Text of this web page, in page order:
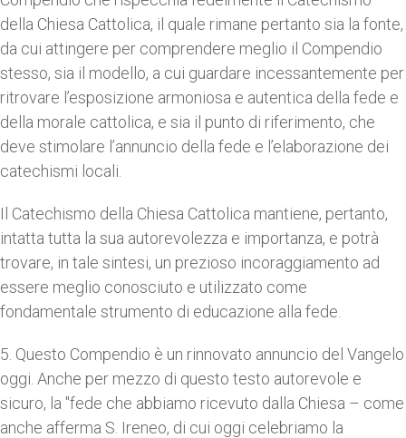
della Chiesa Cattolica, il quale rimane pertanto sia la fonte,
da cui attingere per comprendere meglio il Compendio
stesso, sia il modello, a cui guardare incessantemente per
ritrovare l’esposizione armoniosa e autentica della fede e
della morale cattolica, e sia il punto di riferimento, che
deve stimolare l’annuncio della fede e l’elaborazione dei
catechismi locali.
Il Catechismo della Chiesa Cattolica mantiene, pertanto,
intatta tutta la sua autorevolezza e importanza, e potrà
trovare, in tale sintesi, un prezioso incoraggiamento ad
essere meglio conosciuto e utilizzato come
fondamentale strumento di educazione alla fede.
5. Questo Compendio è un rinnovato annuncio del Vangelo
oggi. Anche per mezzo di questo testo autorevole e
sicuro, la "fede che abbiamo ricevuto dalla Chiesa – come
anche afferma S. Ireneo, di cui oggi celebriamo la